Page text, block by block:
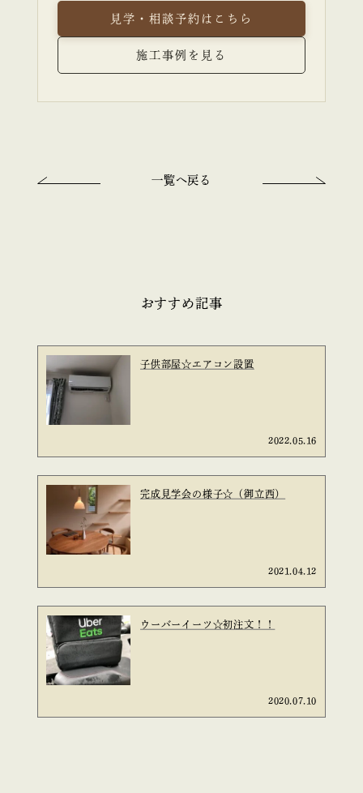
見学・相談予約はこちら
施工事例を見る
一覧へ戻る
おすすめ記事
子供部屋☆エアコン設置
2022.05.16
完成見学会の様子☆（御立西）
2021.04.12
ウーバーイーツ☆初注文！！
2020.07.10